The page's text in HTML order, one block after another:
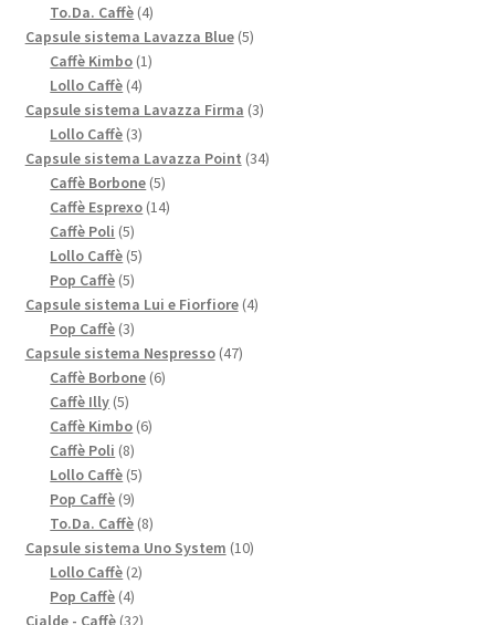
prodotti
To.Da. Caffè 44
prodotti
Capsule sistema Lavazza Blue 55
Caffè Kimbo 11
Lollo Caffè 44
prodotti
Capsule sistema Lavazza Firma 33
Lollo Caffè 33
prodotti
Capsule sistema Lavazza Point 3434
Caffè Borbone 55
prodotti
Caffè Esprexo 1414
Caffè Poli 55
prodotti
Lollo Caffè 55
Pop Caffè 55
prodotti
Capsule sistema Lui e Fiorfiore 44
Pop Caffè 33
prodotti
Capsule sistema Nespresso 4747
Caffè Borbone 66
Caffè Illy 55
prodotti
Caffè Kimbo 66
Caffè Poli 88
prodotti
Lollo Caffè 55
Pop Caffè 99
prodotti
To.Da. Caffè 88
prodotti
Capsule sistema Uno System 1010
Lollo Caffè 22
Pop Caffè 44
prodotti
Cialde - Caffè 3232